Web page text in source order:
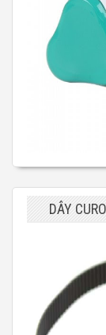
DÂY